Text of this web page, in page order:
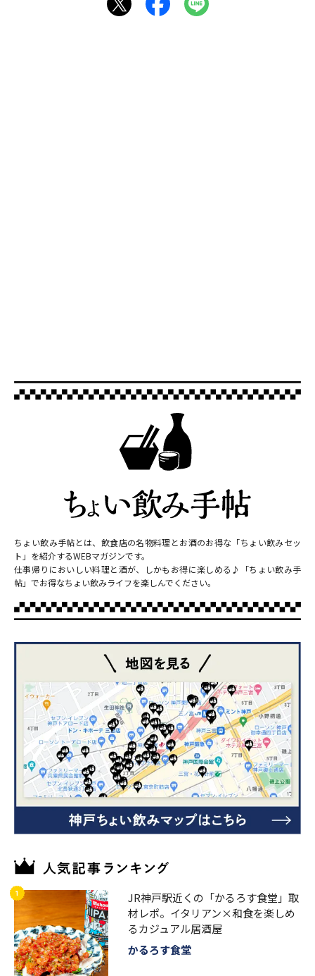
ちょい飲み手帖とは、飲食店の名物料理とお酒のお得な「ちょい飲みセッ
ト」を紹介するWEBマガジンです。
仕事帰りにおいしい料理と酒が、しかもお得に楽しめる♪「ちょい飲み手
帖」でお得なちょい飲みライフを楽しんでください。
JR神戸駅近くの「かるろす食堂」取
材レポ。イタリアン×和食を楽しめ
るカジュアル居酒屋
かるろす食堂